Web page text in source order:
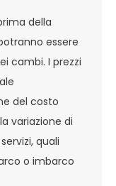
della
essere
cambi. I prezzi
del costo
variazione di
quali
o imbarco